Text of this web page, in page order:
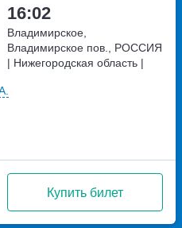
16:02
Купить билет
Владимирское,
Владимирское пов., РОССИЯ
| Нижегородская область |
Нижегородская область |